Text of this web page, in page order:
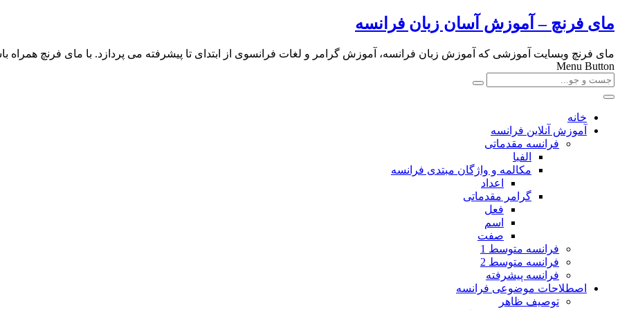
مای فرنچ – آموزش آسان زبان فرانسه
مای فرنچ وبسایت آموزشی که آموزش زبان فرانسه، آموزش گرامر و لغات فرانسوی از ابتدای تا پیشرفته می پردازد. با مای فرنچ همراه
Menu Button
خانه
آموزش آنلاین فرانسه
فرانسه مقدماتی
الفبا
مکالمه و واژگان مبتدی فرانسه
اعداد
گرامر مقدماتی
فعل
اسم
صفت
فرانسه متوسط 1
فرانسه متوسط 2
فرانسه پیشرفته
اصطلاحات موضوعی فرانسه
توصیف ظاهر